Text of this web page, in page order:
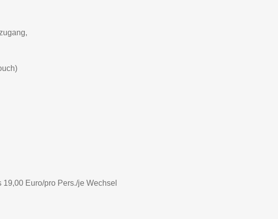
Euro/pro Pers./je Wechsel